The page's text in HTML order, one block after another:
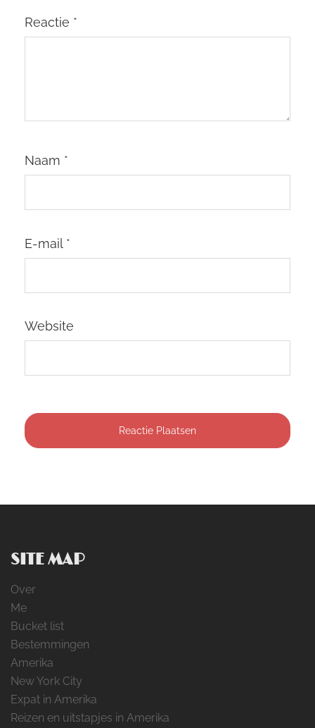
Reactie *
Naam *
E-mail *
Website
SITE MAP
Over
Me
Bucket list
Bestemmingen
Amerika
New York City
Expat in Amerika
Reizen en uitstapjes in Amerika